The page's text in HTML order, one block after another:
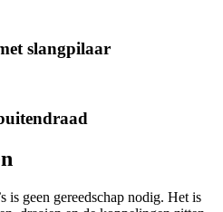
slangpilaar
is geen gereedschap nodig. Het is